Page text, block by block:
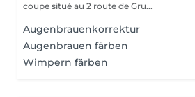
coupe situé au 2 route de Gru...
Augenbrauenkorrektur
Augenbrauen färben
Wimpern färben